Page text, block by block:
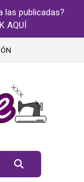
las publicadas?
AQUÍ